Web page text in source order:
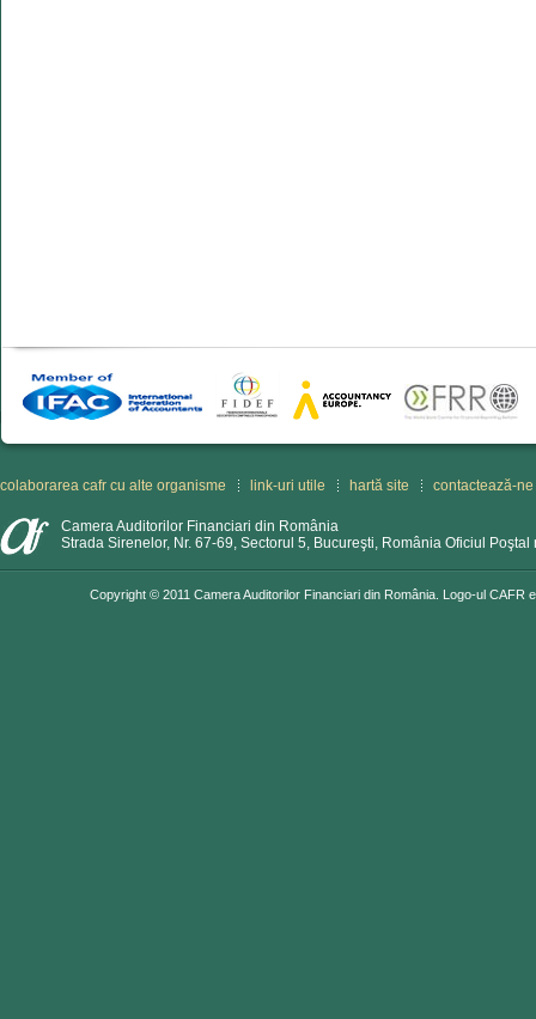
colaborarea cafr cu alte organisme link-uri utile hartă site contactează-ne
Camera Auditorilor Financiari din România
Strada Sirenelor, Nr. 67-69, Sectorul 5, Bucureşti, România Oficiul Poştal
Copyright © 2011 Camera Auditorilor Financiari din România. Logo-ul